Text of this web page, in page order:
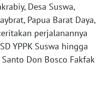
Desa Suswa,
Papua Barat Daya,
perjalanannya
YPPK Suswa hingga
Don Bosco Fakfak